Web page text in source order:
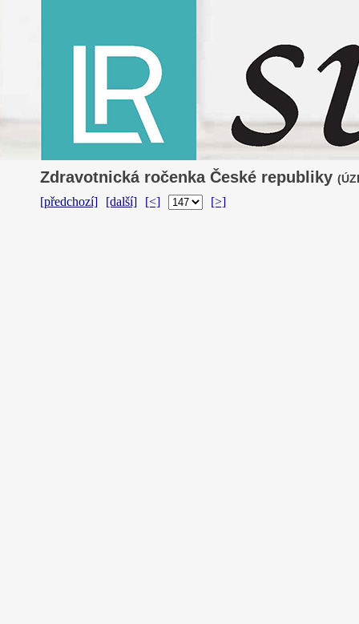
Zdravotnická ročenka České republiky
[předchozí] [další] [<] [>]